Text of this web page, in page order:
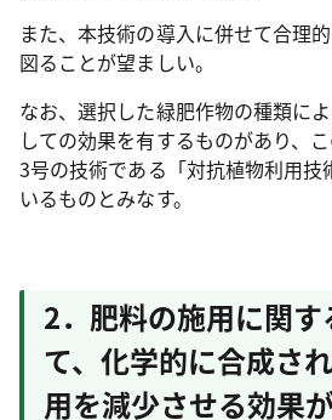
また、本技術の導入に併せて合理
図ることが望ましい。
なお、選択した緑肥作物の種類に
しての効果を有するものがあり、
3号の技術である「対抗植物利用技
いるものとみなす。
2．肥料の施用に関す
て、化学的に合成さ
用を減少させる効果